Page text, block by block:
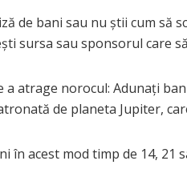
de bani sau nu știi cum să
sursa sau sponsorul care
a atrage norocul: Adunați
de planeta Jupiter,
în acest mod timp de 14,